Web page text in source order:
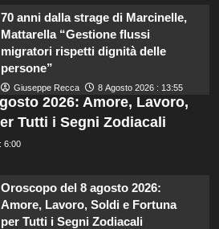
70 anni dalla strage di Marcinelle,
Mattarella “Gestione flussi
migratori rispetti dignità delle
persone”
Giuseppe Recca 8 Agosto 2026 : 13:55
2026: Amore, Lavoro,
Tutti i Segni Zodiacali
6:00
Oroscopo del 8 agosto 2026:
Amore, Lavoro, Soldi e Fortuna
per Tutti i Segni Zodiacali